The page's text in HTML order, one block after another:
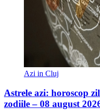
Azi in Cluj
Astrele azi: horoscop
zodiile – 08 august